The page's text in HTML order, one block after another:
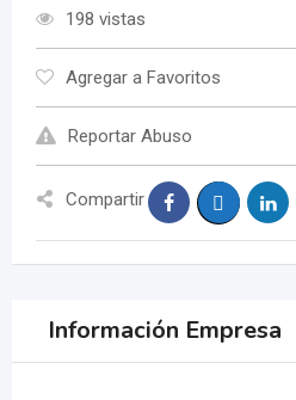
198 vistas
Agregar a Favoritos
Reportar Abuso
Compartir
Información Empresa